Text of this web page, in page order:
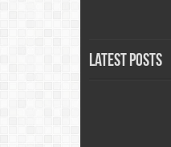
Latest Posts